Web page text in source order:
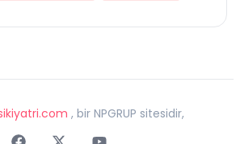
, bir NPGRUP sitesidir,